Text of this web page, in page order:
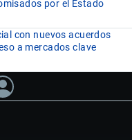
por el Estado
con nuevos acuerdos
a mercados clave